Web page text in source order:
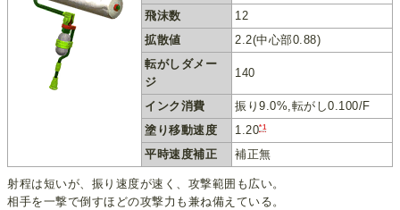
飛沫数
12
拡散値
2.2(中心部0.88)
転がしダメー
ジ
140
インク消費
振り9.0%,転がし0.100/F
塗り移動速度
1.20*1
平時速度補正 補正無
射程は短いが、振り速度が速く、攻撃範囲も広い。
相手を一撃で倒すほどの攻撃力も兼ね備えている。